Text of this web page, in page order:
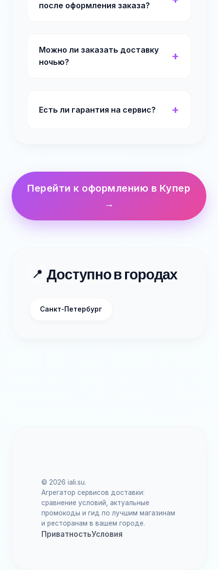
после оформления заказа?
Можно ли заказать доставку
ночью?
Есть ли гарантия на сервис?
Перейти к оформлению в Купер
→
📍 Доступно в городах
Санкт-Петербург
© 2026 iali.su.
Агрегатор сервисов доставки:
сравнение условий, актуальные
промокоды и гид по лучшим магазинам
и ресторанам в вашем городе.
ПриватностьУсловия